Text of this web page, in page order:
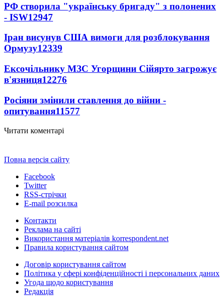
РФ створила "українську бригаду" з полонених
- ISW12947
Іран висунув США вимоги для розблокування
Ормузу12339
Ексочільнику МЗС Угорщини Сійярто загрожує
в'язниця12276
Росіяни змінили ставлення до війни -
опитування11577
Читати коментарі
Повна версія сайту
Facebook
Twitter
RSS-стрічки
E-mail розсилка
Контакти
Реклама на сайті
Використання матеріалів korrespondent.net
Правила користування сайтом
Договір користування сайтом
Політика у сфері конфіденційності і персональних даних
Угода щодо користування
Редакція